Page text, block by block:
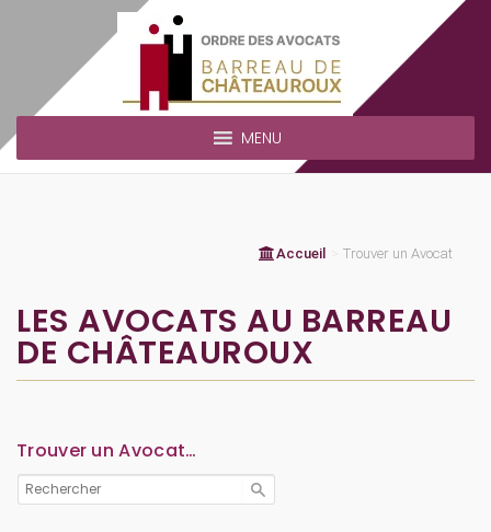
MENU
Accueil Trouver un Avocat
LES AVOCATS AU BARREAU
DE CHÂTEAUROUX
Trouver un Avocat…